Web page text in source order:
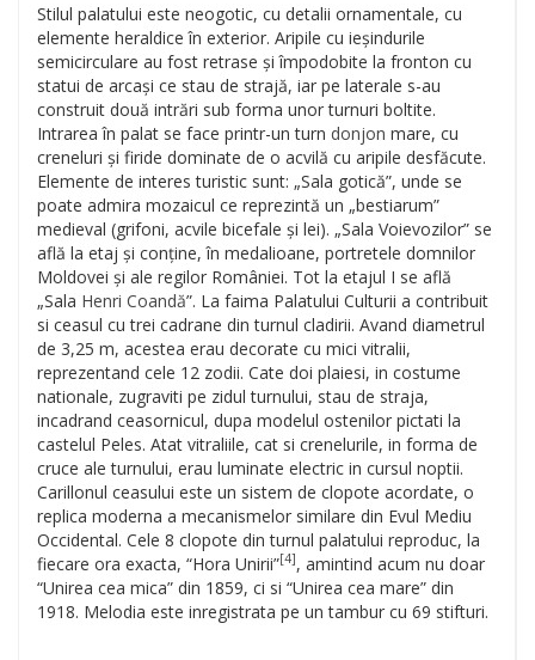
Stilul palatului este neogotic, cu detalii ornamentale, cu
elemente heraldice în exterior. Aripile cu ieșindurile
semicirculare au fost retrase și împodobite la fronton cu
statui de arcași ce stau de strajă, iar pe laterale s-au
construit două intrări sub forma unor turnuri boltite.
Intrarea în palat se face printr-un turn donjon mare, cu
creneluri și firide dominate de o acvilă cu aripile desfăcute.
Elemente de interes turistic sunt: „Sala gotică”, unde se
poate admira mozaicul ce reprezintă un „bestiarum”
medieval (grifoni, acvile bicefale și lei). „Sala Voievozilor” se
află la etaj și conține, în medalioane, portretele domnilor
Moldovei și ale regilor României. Tot la etajul I se află
„Sala Henri Coandă”. La faima Palatului Culturii a contribuit
si ceasul cu trei cadrane din turnul cladirii. Avand diametrul
de 3,25 m, acestea erau decorate cu mici vitralii,
reprezentand cele 12 zodii. Cate doi plaiesi, in costume
nationale, zugraviti pe zidul turnului, stau de straja,
incadrand ceasornicul, dupa modelul ostenilor pictati la
castelul Peles. Atat vitraliile, cat si crenelurile, in forma de
cruce ale turnului, erau luminate electric in cursul noptii.
Carillonul ceasului este un sistem de clopote acordate, o
replica moderna a mecanismelor similare din Evul Mediu
Occidental. Cele 8 clopote din turnul palatului reproduc, la
fiecare ora exacta, “Hora Unirii”[4], amintind acum nu doar
“Unirea cea mica” din 1859, ci si “Unirea cea mare” din
1918. Melodia este inregistrata pe un tambur cu 69 stifturi.